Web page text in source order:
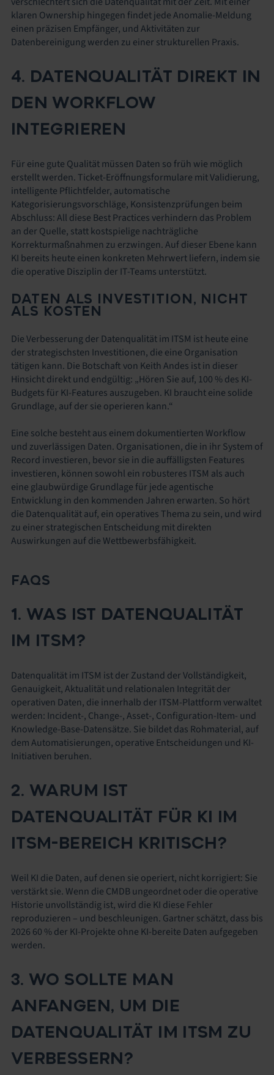
klaren Ownership hingegen findet jede Anomalie-Meldung
einen präzisen Empfänger, und Aktivitäten zur
Datenbereinigung werden zu einer strukturellen Praxis.
4. DATENQUALITÄT DIREKT IN
DEN WORKFLOW
INTEGRIEREN
Für eine gute Qualität müssen Daten so früh wie möglich
erstellt werden. Ticket-Eröffnungsformulare mit Validierung,
intelligente Pflichtfelder, automatische
Kategorisierungsvorschläge, Konsistenzprüfungen beim
Abschluss: All diese Best Practices verhindern das Problem
an der Quelle, statt kostspielige nachträgliche
Korrekturmaßnahmen zu erzwingen. Auf dieser Ebene kann
KI bereits heute einen konkreten Mehrwert liefern, indem sie
die operative Disziplin der IT-Teams unterstützt.
DATEN ALS INVESTITION, NICHT
ALS KOSTEN
Die Verbesserung der Datenqualität im ITSM ist heute eine
der strategischsten Investitionen, die eine Organisation
tätigen kann. Die Botschaft von Keith Andes ist in dieser
Hinsicht direkt und endgültig: „Hören Sie auf, 100 % des KI-
Budgets für KI-Features auszugeben. KI braucht eine solide
Grundlage, auf der sie operieren kann.“
Eine solche besteht aus einem dokumentierten Workflow
und zuverlässigen Daten. Organisationen, die in ihr System of
Record investieren, bevor sie in die auffälligsten Features
investieren, können sowohl ein robusteres ITSM als auch
eine glaubwürdige Grundlage für jede agentische
Entwicklung in den kommenden Jahren erwarten. So hört
die Datenqualität auf, ein operatives Thema zu sein, und wird
zu einer strategischen Entscheidung mit direkten
Auswirkungen auf die Wettbewerbsfähigkeit.
FAQS
1. WAS IST DATENQUALITÄT
IM ITSM?
Datenqualität im ITSM ist der Zustand der Vollständigkeit,
Genauigkeit, Aktualität und relationalen Integrität der
operativen Daten, die innerhalb der ITSM-Plattform verwaltet
werden: Incident-, Change-, Asset-, Configuration-Item- und
Knowledge-Base-Datensätze. Sie bildet das Rohmaterial, auf
dem Automatisierungen, operative Entscheidungen und KI-
Initiativen beruhen.
2. WARUM IST
DATENQUALITÄT FÜR KI IM
ITSM-BEREICH KRITISCH?
Weil KI die Daten, auf denen sie operiert, nicht korrigiert: Sie
verstärkt sie. Wenn die CMDB ungeordnet oder die operative
Historie unvollständig ist, wird die KI diese Fehler
reproduzieren – und beschleunigen. Gartner schätzt, dass bis
2026 60 % der KI-Projekte ohne KI-bereite Daten aufgegeben
werden.
3. WO SOLLTE MAN
ANFANGEN, UM DIE
DATENQUALITÄT IM ITSM ZU
VERBESSERN?